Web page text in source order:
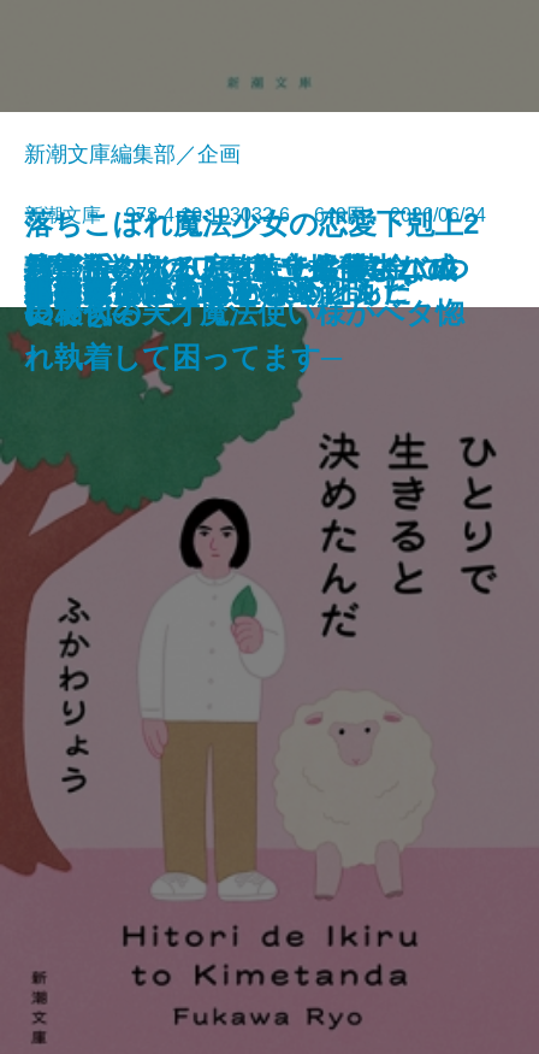
ともぐい
リリアン
脇役探偵は見逃さない
隣人
絞首台のある庭─私立探偵マニ
ー・ムーン─
聖女が、壺
龍の隠し子 幽世の薬剤師
プレゼント
あなたはここにいなくとも
きろくのほん
新潮文庫編集部／企画
新潮文庫 978-4-10-103032-6 649円 2026/06/24
文庫
ひとりで生きると決めたんだ
成瀬は信じた道をいく
君が手にするはずだった黄金につ
いて
熟達論─人はいつまでも学び、成
長できる─
星を織る
ロボットが泣いた夜
血道
バイ・タイム─整時士佐藤スバル
の哀切─
落ちこぼれ魔法少女の恋愛下剋上2
─魔法学校のワケあり劣等生なの
に稀代の天才魔法使い様がベタ惚
れ執着して困ってます─
小公女たちのしあわせレシピ